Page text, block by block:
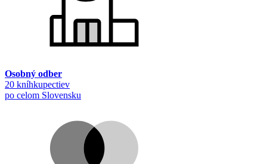
Osobný odber
20 kníhkupectiev
po celom Slovensku